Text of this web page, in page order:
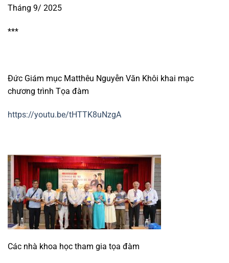
Tháng 9/ 2025
***
Đức Giám mục Matthêu Nguyễn Văn Khôi khai mạc
chương trình Tọa đàm
https://youtu.be/tHTTK8uNzgA
Các nhà khoa học tham gia tọa đàm